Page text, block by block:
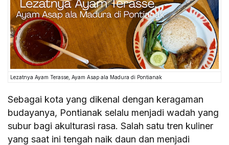
Lezatnya Ayam Terasse, Ayam Asap ala Madura di Pontianak
Sebagai kota yang dikenal dengan keragaman
budayanya, Pontianak selalu menjadi wadah yang
subur bagi akulturasi rasa. Salah satu tren kuliner
yang saat ini tengah naik daun dan menjadi